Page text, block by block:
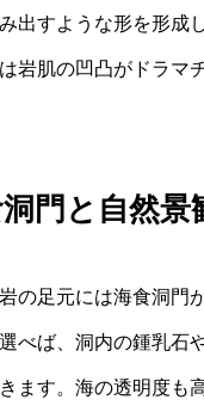
出すような形を形成
岩肌の凹凸がドラマ
門と自然景
の足元には海食洞門
べば、洞内の鍾乳石
ます。海の透明度も